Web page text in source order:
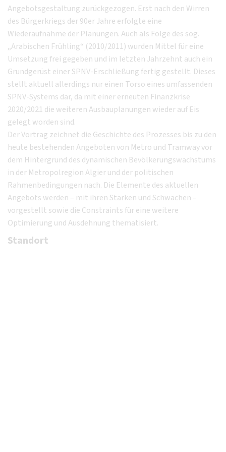
Angebotsgestaltung zurückgezogen. Erst nach den Wirren
des Bürgerkriegs der 90er Jahre erfolgte eine
Wiederaufnahme der Planungen. Auch als Folge des sog.
„Arabischen Frühling“ (2010/2011) wurden Mittel für eine
Umsetzung frei gegeben und im letzten Jahrzehnt auch ein
Grundgerüst einer SPNV-Erschließung fertig gestellt. Dieses
stellt aktuell allerdings nur einen Torso eines umfassenden
SPNV-Systems dar, da mit einer erneuten Finanzkrise
2020/2021 die weiteren Ausbauplanungen wieder auf Eis
gelegt worden sind.
Der Vortrag zeichnet die Geschichte des Prozesses bis zu den
heute bestehenden Angeboten von Metro und Tramway vor
dem Hintergrund des dynamischen Bevölkerungswachstums
in der Metropolregion Algier und der politischen
Rahmenbedingungen nach. Die Elemente des aktuellen
Angebots werden – mit ihren Stärken und Schwächen –
vorgestellt sowie die Constraints für eine weitere
Optimierung und Ausdehnung thematisiert.
Standort